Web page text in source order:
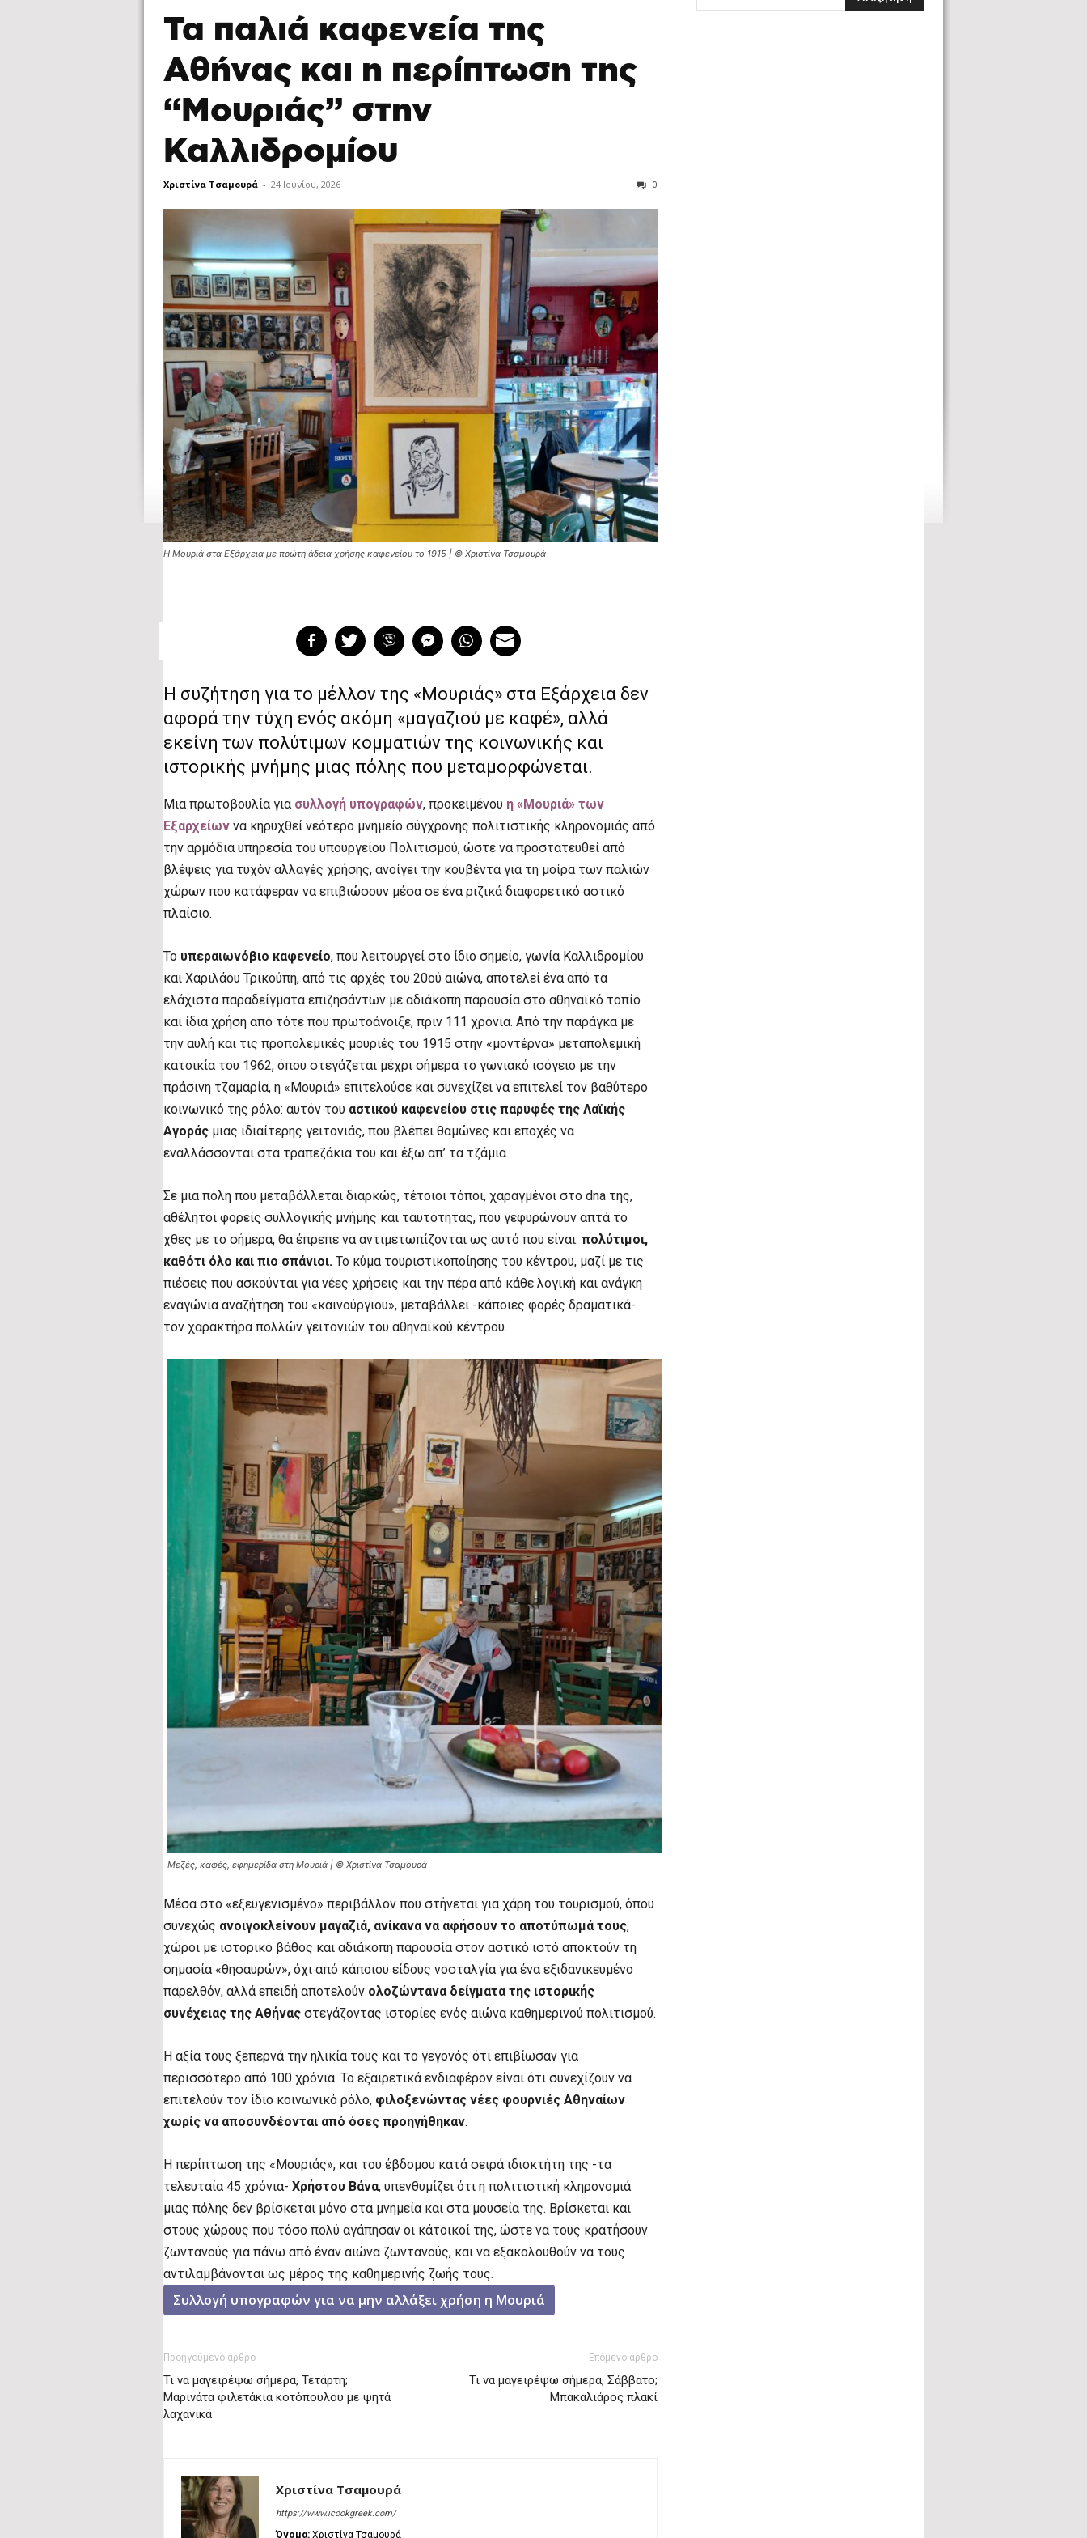
Τα παλιά καφενεία της
Αθήνας και η περίπτωση της
“Μουριάς” στην
Καλλιδρομίου
Χριστίνα Τσαμουρά - 24 Ιουνίου, 2026 0
Η Μουριά στα Εξάρχεια με πρώτη άδεια χρήσης καφενείου το 1915 | © Χριστίνα Τσαμουρά
Η συζήτηση για το μέλλον της «Μουριάς» στα Εξάρχεια δεν
αφορά την τύχη ενός ακόμη «μαγαζιού με καφέ», αλλά
εκείνη των πολύτιμων κομματιών της κοινωνικής και
ιστορικής μνήμης μιας πόλης που μεταμορφώνεται.
Μια πρωτοβουλία για συλλογή υπογραφών, προκειμένου η «Μουριά» των
Εξαρχείων να κηρυχθεί νεότερο μνημείο σύγχρονης πολιτιστικής κληρονομιάς από
την αρμόδια υπηρεσία του υπουργείου Πολιτισμού, ώστε να προστατευθεί από
βλέψεις για τυχόν αλλαγές χρήσης, ανοίγει την κουβέντα για τη μοίρα των παλιών
χώρων που κατάφεραν να επιβιώσουν μέσα σε ένα ριζικά διαφορετικό αστικό
πλαίσιο.
Το υπεραιωνόβιο καφενείο, που λειτουργεί στο ίδιο σημείο, γωνία Καλλιδρομίου
και Χαριλάου Τρικούπη, από τις αρχές του 20ού αιώνα, αποτελεί ένα από τα
ελάχιστα παραδείγματα επιζησάντων με αδιάκοπη παρουσία στο αθηναϊκό τοπίο
και ίδια χρήση από τότε που πρωτοάνοιξε, πριν 111 χρόνια. Από την παράγκα με
την αυλή και τις προπολεμικές μουριές του 1915 στην «μοντέρνα» μεταπολεμική
κατοικία του 1962, όπου στεγάζεται μέχρι σήμερα το γωνιακό ισόγειο με την
πράσινη τζαμαρία, η «Μουριά» επιτελούσε και συνεχίζει να επιτελεί τον βαθύτερο
κοινωνικό της ρόλο: αυτόν του αστικού καφενείου στις παρυφές της Λαϊκής
Αγοράς μιας ιδιαίτερης γειτονιάς, που βλέπει θαμώνες και εποχές να
εναλλάσσονται στα τραπεζάκια του και έξω απ’ τα τζάμια.
Σε μια πόλη που μεταβάλλεται διαρκώς, τέτοιοι τόποι, χαραγμένοι στο dna της,
αθέλητοι φορείς συλλογικής μνήμης και ταυτότητας, που γεφυρώνουν απτά το
χθες με το σήμερα, θα έπρεπε να αντιμετωπίζονται ως αυτό που είναι: πολύτιμοι,
καθότι όλο και πιο σπάνιοι. Το κύμα τουριστικοποίησης του κέντρου, μαζί με τις
πιέσεις που ασκούνται για νέες χρήσεις και την πέρα από κάθε λογική και ανάγκη
εναγώνια αναζήτηση του «καινούργιου», μεταβάλλει -κάποιες φορές δραματικά-
τον χαρακτήρα πολλών γειτονιών του αθηναϊκού κέντρου.
Μεζές, καφές, εφημερίδα στη Μουριά | © Χριστίνα Τσαμουρά
Μέσα στο «εξευγενισμένο» περιβάλλον που στήνεται για χάρη του τουρισμού, όπου
συνεχώς ανοιγοκλείνουν μαγαζιά, ανίκανα να αφήσουν το αποτύπωμά τους,
χώροι με ιστορικό βάθος και αδιάκοπη παρουσία στον αστικό ιστό αποκτούν τη
σημασία «θησαυρών», όχι από κάποιου είδους νοσταλγία για ένα εξιδανικευμένο
παρελθόν, αλλά επειδή αποτελούν ολοζώντανα δείγματα της ιστορικής
συνέχειας της Αθήνας στεγάζοντας ιστορίες ενός αιώνα καθημερινού πολιτισμού.
Η αξία τους ξεπερνά την ηλικία τους και το γεγονός ότι επιβίωσαν για
περισσότερο από 100 χρόνια. Το εξαιρετικά ενδιαφέρον είναι ότι συνεχίζουν να
επιτελούν τον ίδιο κοινωνικό ρόλο, φιλοξενώντας νέες φουρνιές Αθηναίων
χωρίς να αποσυνδέονται από όσες προηγήθηκαν.
Η περίπτωση της «Μουριάς», και του έβδομου κατά σειρά ιδιοκτήτη της -τα
τελευταία 45 χρόνια- Χρήστου Βάνα, υπενθυμίζει ότι η πολιτιστική κληρονομιά
μιας πόλης δεν βρίσκεται μόνο στα μνημεία και στα μουσεία της. Βρίσκεται και
στους χώρους που τόσο πολύ αγάπησαν οι κάτοικοί της, ώστε να τους κρατήσουν
ζωντανούς για πάνω από έναν αιώνα ζωντανούς, και να εξακολουθούν να τους
αντιλαμβάνονται ως μέρος της καθημερινής ζωής τους.
Συλλογή υπογραφών για να μην αλλάξει χρήση η Μουριά
Προηγούμενο άρθρο
Τι να μαγειρέψω σήμερα, Τετάρτη;
Μαρινάτα φιλετάκια κοτόπουλου με ψητά
λαχανικά
Επόμενο άρθρο
Τι να μαγειρέψω σήμερα, Σάββατο;
Μπακαλιάρος πλακί
Χριστίνα Τσαμουρά
https://www.icookgreek.com/
Όνομα: Χριστίνα Τσαμουρά